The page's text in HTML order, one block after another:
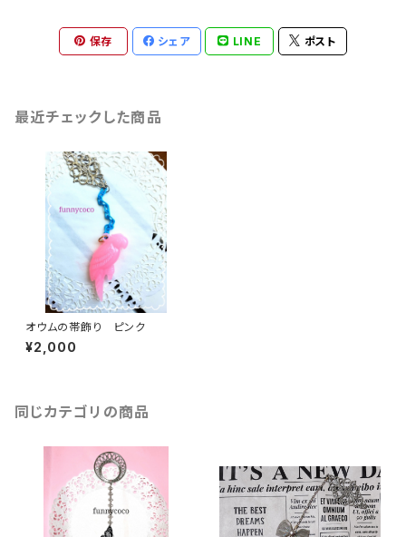
保存 シェア LINE ポスト
最近チェックした商品
オウムの帯飾り ピンク
¥2,000
同じカテゴリの商品